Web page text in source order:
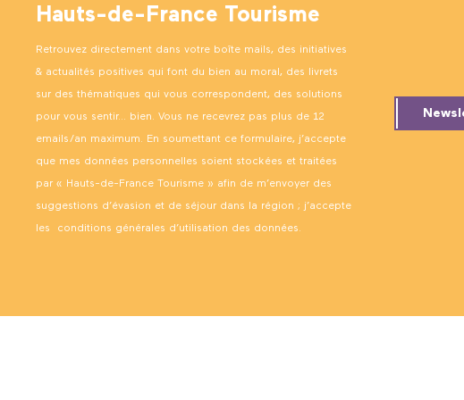
Hauts-de-France Tourisme
Retrouvez directement dans votre boîte mails, des initiatives
& actualités positives qui font du bien au moral, des livrets
sur des thématiques qui vous correspondent, des solutions
pour vous sentir… bien. Vous ne recevrez pas plus de 12
emails/an maximum. En soumettant ce formulaire, j’accepte
que mes données personnelles soient stockées et traitées
par « Hauts-de-France Tourisme » afin de m’envoyer des
suggestions d’évasion et de séjour dans la région ; j’accepte
les conditions générales d’utilisation des données.